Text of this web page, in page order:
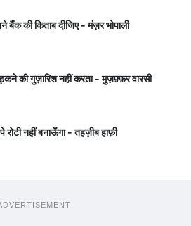
बैंक की किताब दीजिए - मंज़र भोपाली
की गुज़ारिश नहीं करता - मुज़फ़्फ़र वारसी
रोटी नहीं बनाऊँगा - तहज़ीब हाफ़ी